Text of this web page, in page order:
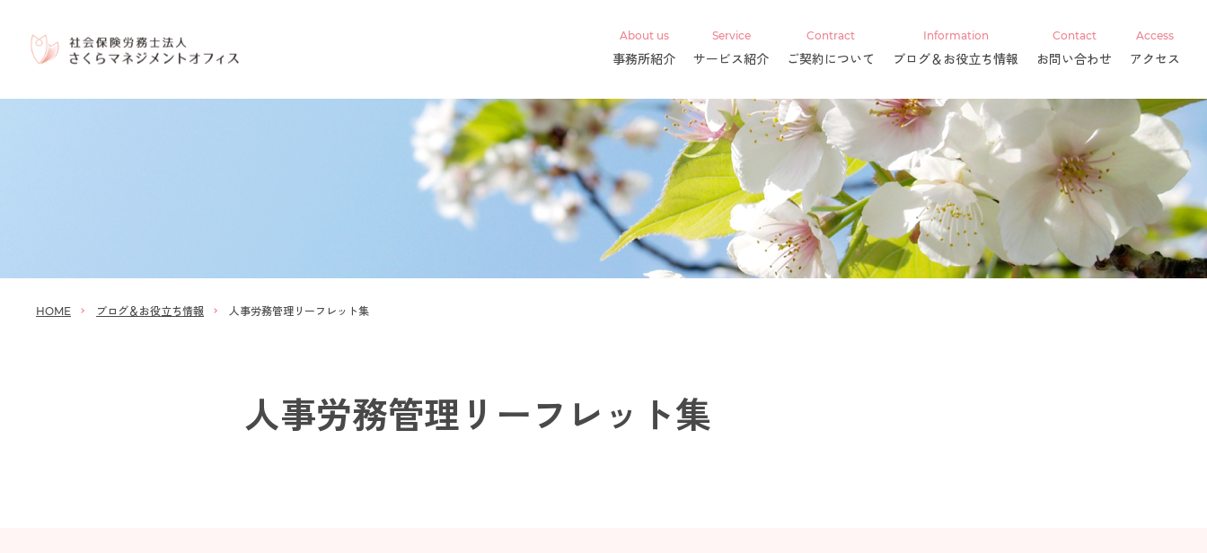
About us
事務所紹介
Service
サービス紹介
Contract
ご契約について
Information
ブログ＆お役立ち情報
Contact
お問い合わせ
Access
アクセス
HOME ブログ＆お役立ち情報 人事労務管理リーフレット集
人事労務管理リーフレット集